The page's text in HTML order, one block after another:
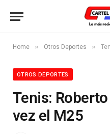
Home » Otros Deportes »
OTROS DEPORTES
Tenis:
vez el M25